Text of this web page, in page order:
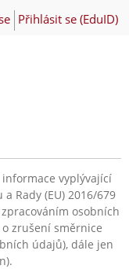
Přihlásit se (EduID)
vyplývající
Rady (EU) 2016/679
osobních
zrušení směrnice
údajů), dále jen